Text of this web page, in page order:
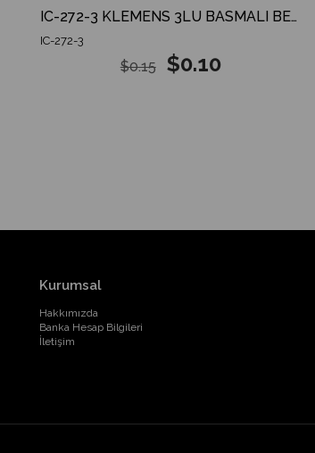
IC-272-3 KLEMENS 3LÜ BASMALI BEYAZ
IC-272-3
$0.10
$0.15
Kurumsal
Hakkımızda
Banka Hesap Bilgileri
İletişim